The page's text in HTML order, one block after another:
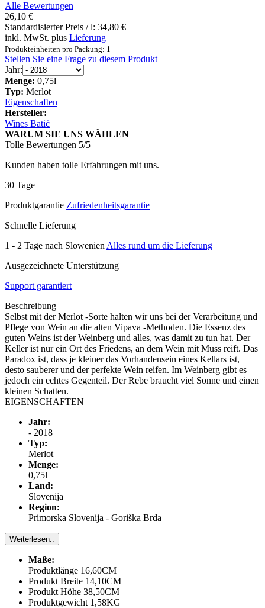
Alle Bewertungen
26,10 €
Standardisierter Preis / l: 34,80 €
inkl. MwSt. plus Lieferung
Produkteinheiten pro Packung: 1
Stellen Sie eine Frage zu diesem Produkt
Jahr:
Menge: 0,75l
Typ: Merlot
Eigenschaften
Hersteller:
Wines Batič
WARUM SIE UNS WÄHLEN
Tolle Bewertungen 5/5
Kunden haben tolle Erfahrungen mit uns.
30 Tage
Produktgarantie Zufriedenheitsgarantie
Schnelle Lieferung
1 - 2 Tage nach Slowenien Alles rund um die Lieferung
Ausgezeichnete Unterstützung
Support garantiert
Beschreibung
Selbst mit der Merlot -Sorte halten wir uns bei der Verarbeitung und
Pflege von Wein an die alten Vipava -Methoden. Die Essenz des
guten Weins ist der Weinberg und alles, was damit zu tun hat. Der
Keller ist nur ein Ort des Friedens, an dem Wein mit Muss reift. Das
Paradox ist, dass je kleiner das Vorhandensein eines Kellars ist,
desto sauberer und der perfekte Wein reifen. Im Weinberg gibt es
jedoch ein echtes Gegenteil. Der Rebe braucht viel Sonne und einen
kleinen Schatten.
EIGENSCHAFTEN
Jahr:
- 2018
Typ:
Merlot
Menge:
0,75l
Land:
Slovenija
Region:
Primorska Slovenija - Goriška Brda
Weiterlesen..
Maße:
Produktlänge 16,60CM
Produkt Breite 14,10CM
Produkt Höhe 38,50CM
Produktgewicht 1,58KG